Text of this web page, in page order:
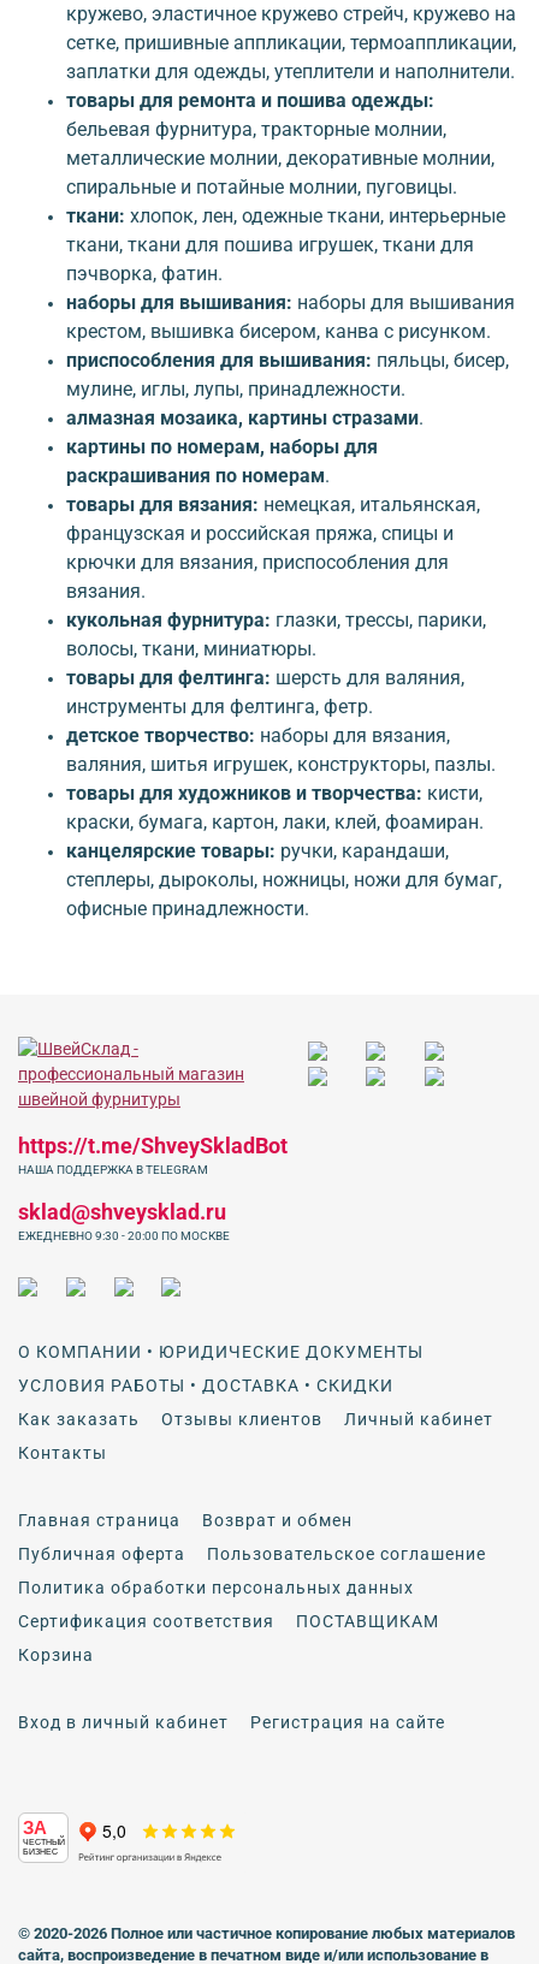
кружево, эластичное кружево стрейч, кружево на
сетке, пришивные аппликации, термоаппликации,
заплатки для одежды, утеплители и наполнители.
товары для ремонта и пошива одежды:
бельевая фурнитура, тракторные молнии,
металлические молнии, декоративные молнии,
спиральные и потайные молнии, пуговицы.
ткани: хлопок, лен, одежные ткани, интерьерные
ткани, ткани для пошива игрушек, ткани для
пэчворка, фатин.
наборы для вышивания: наборы для вышивания
крестом, вышивка бисером, канва с рисунком.
приспособления для вышивания: пяльцы, бисер,
мулине, иглы, лупы, принадлежности.
алмазная мозаика, картины стразами.
картины по номерам, наборы для
раскрашивания по номерам.
товары для вязания: немецкая, итальянская,
французская и российская пряжа, спицы и
крючки для вязания, приспособления для
вязания.
кукольная фурнитура: глазки, трессы, парики,
волосы, ткани, миниатюры.
товары для фелтинга: шерсть для валяния,
инструменты для фелтинга, фетр.
детское творчество: наборы для вязания,
валяния, шитья игрушек, конструкторы, пазлы.
товары для художников и творчества: кисти,
краски, бумага, картон, лаки, клей, фоамиран.
канцелярские товары: ручки, карандаши,
степлеры, дыроколы, ножницы, ножи для бумаг,
офисные принадлежности.
О КОМПАНИИ • ЮРИДИЧЕСКИЕ ДОКУМЕНТЫ
УСЛОВИЯ РАБОТЫ • ДОСТАВКА • СКИДКИ
Как заказать
Отзывы клиентов
Личный кабинет
Контакты
Главная страница
Возврат и обмен
Публичная оферта
Пользовательское соглашение
Политика обработки персональных данных
Сертификация соответствия
ПОСТАВЩИКАМ
Корзина
Вход в личный кабинет Регистрация на сайте
https://t.me/ShveySkladBot
НАША ПОДДЕРЖКА В TELEGRAM
sklad@shveysklad.ru
ЕЖЕДНЕВНО 9:30 - 20:00 ПО МОСКВЕ
ЗА
ЧЕСТНЫЙ
БИЗНЕС
© 2020-2026 Полное или частичное копирование любых материалов
сайта, воспроизведение в печатном виде и/или использование в